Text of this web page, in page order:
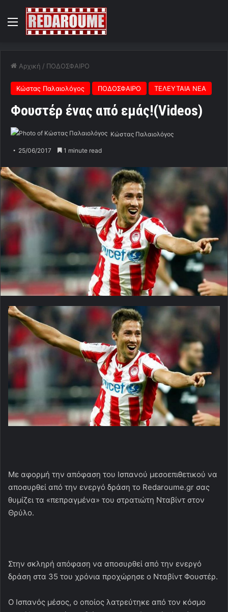
Menu
Αρχική / ΠΟΔΟΣΦΑΙΡΟ
Κώστας Παλαιολόγος ΠΟΔΟΣΦΑΙΡΟ ΤΕΛΕΥΤΑΙΑ ΝΕΑ
Φουστέρ ένας από εμάς!(Videos)
Κώστας Παλαιολόγος
25/06/2017 1 minute read
Με αφορμή την απόφαση του Ισπανού μεσοεπιθετικού να
αποσυρθεί από την ενεργό δράση το Redaroume.gr σας
θυμίζει τα «πεπραγμένα» του στρατιώτη Νταβίντ στον
Θρύλο.
Στην σκληρή απόφαση να αποσυρθεί από την ενεργό
δράση στα 35 του χρόνια προχώρησε ο Νταβίντ Φουστέρ.
Ο Ισπανός μέσος, ο οποίος λατρεύτηκε από τον κόσμο